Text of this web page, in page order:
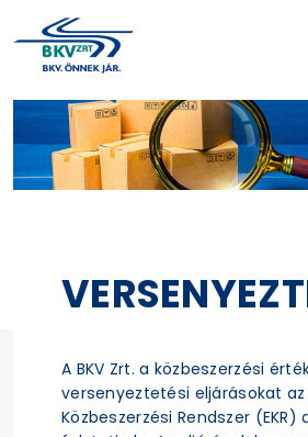
A BKV Zrt. a közbeszerzési
versenyeztetési eljárásokat az
Közbeszerzési Rendszer (EKR)